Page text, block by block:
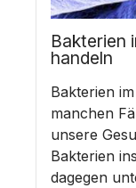
Bakterien
handeln
Bakterien
manchen
unsere
Bakterien
dagegen